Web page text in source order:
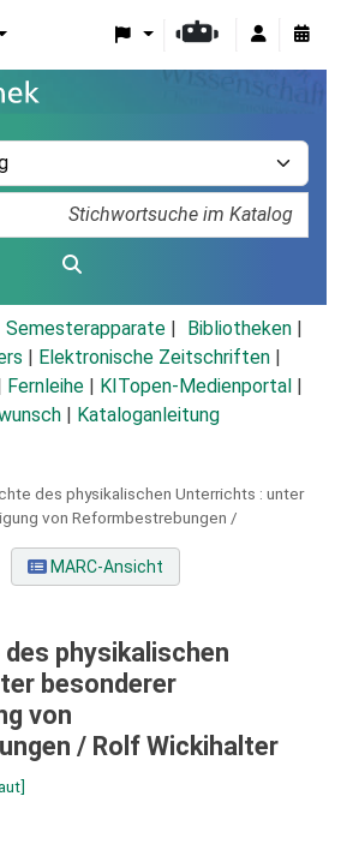
Semesterapparate
Bibliotheken
Elektronische Zeitschriften
Fernleihe KITopen-Medienportal
Kataloganleitung
des physikalischen Unterrichts : unter
von Reformbestrebungen /
MARC-Ansicht
physikalischen
besonderer
von
/ Rolf Wickihalter